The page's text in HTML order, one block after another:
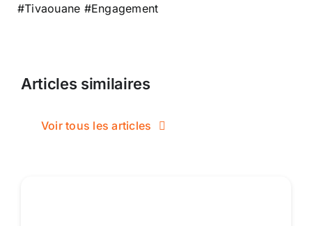
#Tivaouane #Engagement
Articles similaires
Voir tous les articles